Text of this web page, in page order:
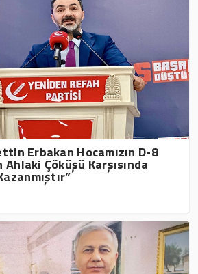
Erbakan Hocamızın D-8
Ahlaki Çöküşü Karşısında